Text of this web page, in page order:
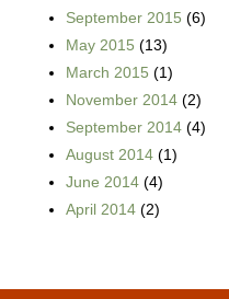
September 2015 (6)
May 2015 (13)
March 2015 (1)
November 2014 (2)
September 2014 (4)
August 2014 (1)
June 2014 (4)
April 2014 (2)